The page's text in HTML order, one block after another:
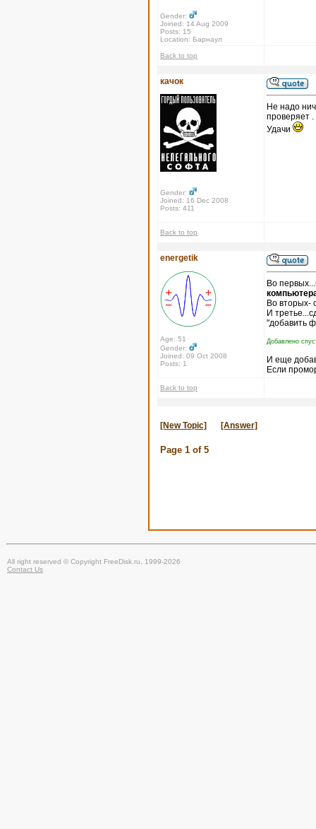
Gender:
Joined: 14 Aug 2009
Posts: 15
Location: Барнаул
Back to top
качок
Gender:
Joined: 16 Dec 2008
Posts: 411
Не надо
проверяет .
Удачи
Back to top
energetik
Age: 51
Gender:
Joined: 09 Oct 2008
Posts: 1
Во
Во вторых-
И
"добавить
Добавлено
И еще
Если
Back to top
[New Topic] [Answer]
Page 1 of 5
All right reserved © Copyright FreeDisk.ru, 1999-2026
Contact Us